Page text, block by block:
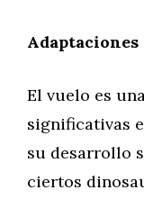
El vuelo es
significativas
su desarrollo
ciertos